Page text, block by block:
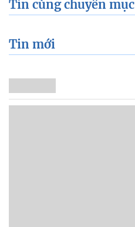
Tin cùng chuyên mục
Tin mới